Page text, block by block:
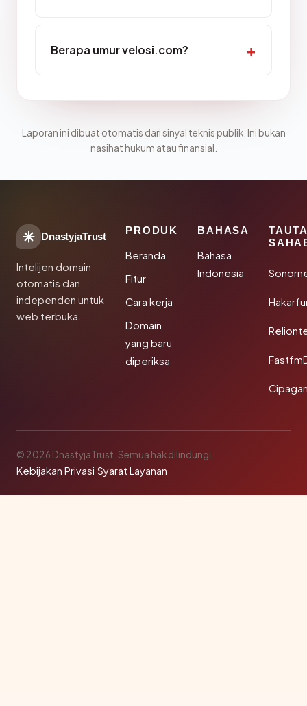
Berapa umur velosi.com?
Laporan ini dibuat otomatis dari sinyal teknis publik. Ini bukan
nasihat hukum atau finansial.
DnastyjaTrust
Intelijen domain
otomatis dan
independen untuk
web terbuka.
PRODUK
Beranda
Fitur
Cara kerja
Domain
yang baru
diperiksa
BAHASA
Bahasa
Indonesia
© 2026 DnastyjaTrust. Semua hak dilindungi.
Kebijakan Privasi·Syarat Layanan